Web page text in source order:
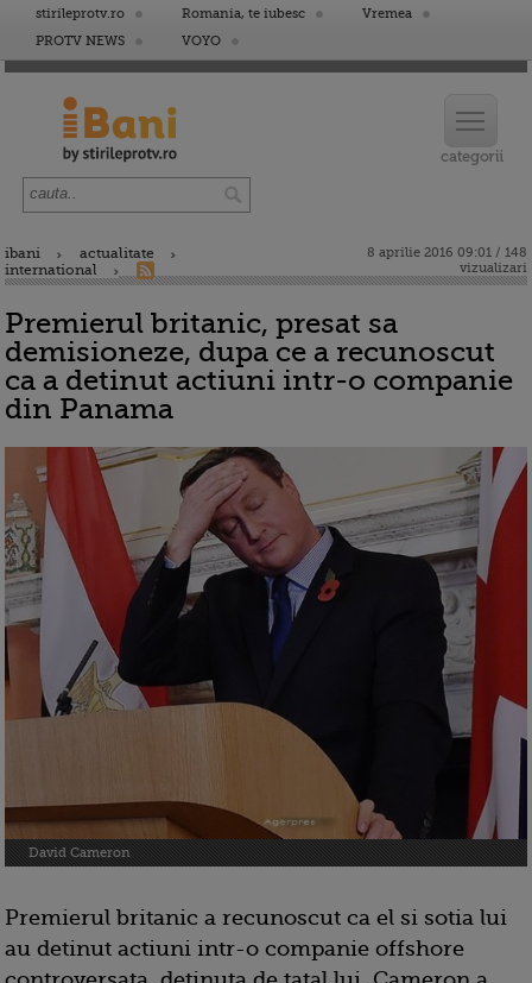
stirileprotv.ro Romania, te iubesc
Vremea
PROTV NEWS
VOYO
ibani
actualitate
international
8 aprilie 2016 09:01 / 148
vizualizari
Premierul britanic, presat sa
demisioneze, dupa ce a recunoscut
ca a detinut actiuni intr-o companie
din Panama
David Cameron
Premierul britanic a recunoscut ca el si sotia lui
au detinut actiuni intr-o companie offshore